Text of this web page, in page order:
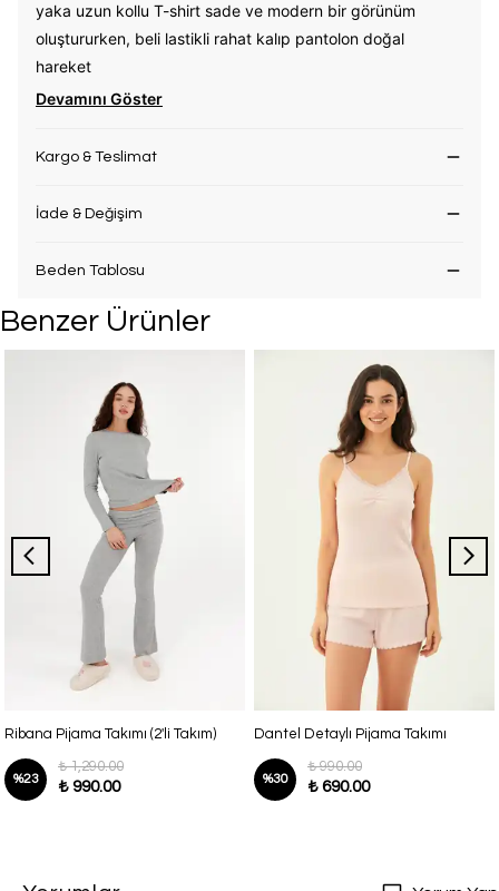
yaka uzun kollu T-shirt sade ve modern bir görünüm
oluştururken, beli lastikli rahat kalıp pantolon doğal
hareket
Devamını Göster
Kargo & Teslimat
İade & Değişim
Beden Tablosu
Benzer Ürünler
Ribana Pijama Takımı (2'li Takım)
%23
₺ 1,290.00
₺ 990.00
Dantel Detaylı Pijama Takımı
%30
₺ 990.00
₺ 690.00